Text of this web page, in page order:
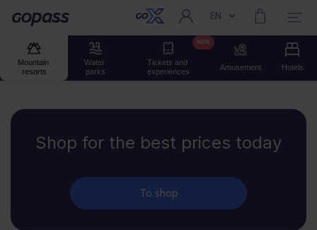
Gopass Current language:
EN
Mountain
resorts
Water
parks
Tickets and
experiences
NEW
Amusement Hotels
Shop for the best prices today
To shop